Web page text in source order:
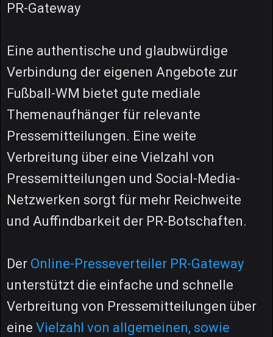
PR-Gateway
Eine authentische und glaubwürdige
Verbindung der eigenen Angebote zur
Fußball-WM bietet gute mediale
Themenaufhänger für relevante
Pressemitteilungen. Eine weite
Verbreitung über eine Vielzahl von
Pressemitteilungen und Social-Media-
Netzwerken sorgt für mehr Reichweite
und Auffindbarkeit der PR-Botschaften.
Der Online-Presseverteiler PR-Gateway
unterstützt die einfache und schnelle
Verbreitung von Pressemitteilungen über
eine Vielzahl von allgemeinen, sowie